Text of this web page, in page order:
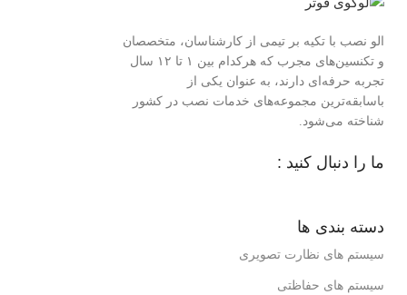
الو نصب با تکیه بر تیمی از کارشناسان، متخصصان
و تکنسین‌های مجرب که هرکدام بین ۱ تا ۱۲ سال
تجربه حرفه‌ای دارند، به عنوان یکی از
باسابقه‌ترین مجموعه‌های خدمات نصب در کشور
شناخته می‌شود.
ما را دنبال کنید :
دسته بندی ها
سیستم های نظارت تصویری
سیستم های حفاظتی